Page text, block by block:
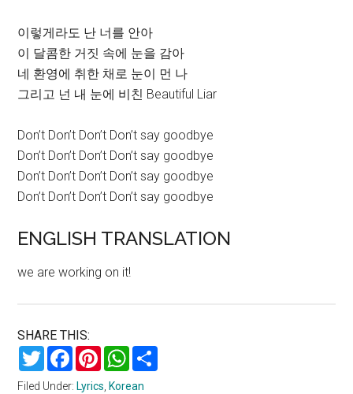
이렇게라도 난 너를 안아
이 달콤한 거짓 속에 눈을 감아
네 환영에 취한 채로 눈이 먼 나
그리고 넌 내 눈에 비친 Beautiful Liar
Don’t Don’t Don’t Don’t say goodbye
Don’t Don’t Don’t Don’t say goodbye
Don’t Don’t Don’t Don’t say goodbye
Don’t Don’t Don’t Don’t say goodbye
ENGLISH TRANSLATION
we are working on it!
SHARE THIS:
TwitterFacebookPinterestWhatsApp
Filed Under: Lyrics, Korean